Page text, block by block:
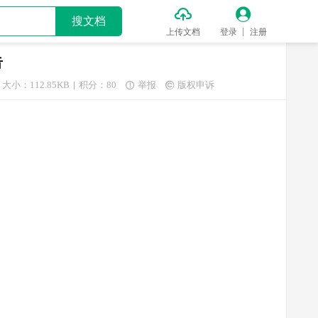
搜文档 
上传文档

登录 注册
大小：112.85KB 积分：80  举报  版权申诉